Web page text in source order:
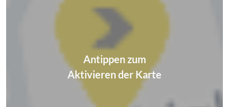
Antippen zum
Aktivieren der Karte